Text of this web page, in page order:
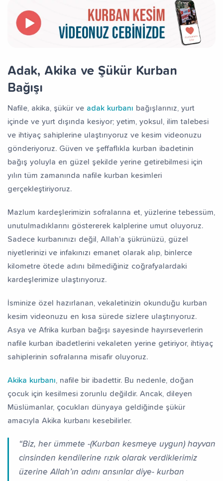
Adak, Akika ve Şükür Kurban
Bağışı
Nafile, akika, şükür ve adak kurbanı bağışlarınız, yurt
içinde ve yurt dışında kesiyor; yetim, yoksul, ilim talebesi
ve ihtiyaç sahiplerine ulaştırıyoruz ve kesim videonuzu
gönderiyoruz. Güven ve şeffaflıkla kurban ibadetinin
bağış yoluyla en güzel şekilde yerine getirebilmesi için
yılın tüm zamanında nafile kurban kesimleri
gerçekleştiriyoruz.
Mazlum kardeşlerimizin sofralarına et, yüzlerine tebessüm,
unutulmadıklarını göstererek kalplerine umut oluyoruz.
Sadece kurbanınızı değil, Allah’a şükrünüzü, güzel
niyetlerinizi ve infakınızı emanet olarak alıp, binlerce
kilometre ötede adını bilmediğiniz coğrafyalardaki
kardeşlerimize ulaştırıyoruz.
İsminize özel hazırlanan, vekaletinizin okunduğu kurban
kesim videonuzu en kısa sürede sizlere ulaştırıyoruz.
Asya ve Afrika kurban bağışı sayesinde hayırseverlerin
nafile kurban ibadetlerini vekaleten yerine getiriyor, ihtiyaç
sahiplerinin sofralarına misafir oluyoruz.
Akika kurbanı, nafile bir ibadettir. Bu nedenle, doğan
çocuk için kesilmesi zorunlu değildir. Ancak, dileyen
Müslümanlar, çocukları dünyaya geldiğinde şükür
amacıyla Akika kurbanı kesebilirler.
“Biz, her ümmete -(Kurban kesmeye uygun) hayvan
cinsinden kendilerine rızık olarak verdiklerimiz
üzerine Allah’ın adını ansınlar diye- kurban